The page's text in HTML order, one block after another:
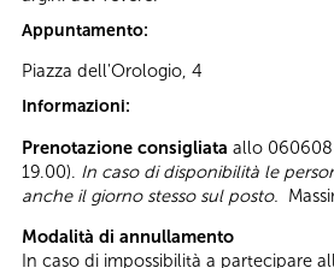
Appuntamento:
Piazza dell'Orologio, 4
Informazioni:
Prenotazione consigliata allo
19.00). In caso di disponibilità le
anche il giorno stesso sul posto.
Modalità di annullamento
In caso di impossibilità a partecipare